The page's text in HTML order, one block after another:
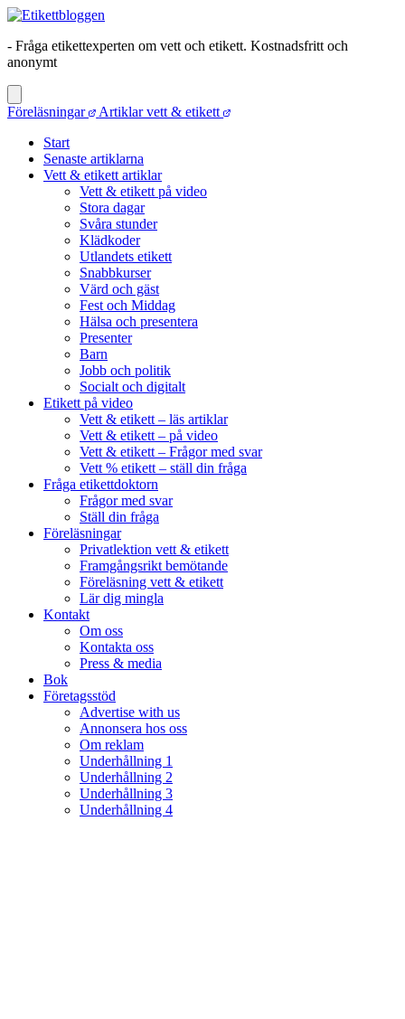
- Fråga etikettexperten om vett och etikett. Kostnadsfritt och
anonymt
Föreläsningar
Artiklar vett & etikett
Start
Senaste artiklarna
Vett & etikett artiklar
Vett & etikett på video
Stora dagar
Svåra stunder
Klädkoder
Utlandets etikett
Snabbkurser
Värd och gäst
Fest och Middag
Hälsa och presentera
Presenter
Barn
Jobb och politik
Socialt och digitalt
Etikett på video
Vett & etikett – läs artiklar
Vett & etikett – på video
Vett & etikett – Frågor med svar
Vett % etikett – ställ din fråga
Fråga etikettdoktorn
Frågor med svar
Ställ din fråga
Föreläsningar
Privatlektion vett & etikett
Framgångsrikt bemötande
Föreläsning vett & etikett
Lär dig mingla
Kontakt
Om oss
Kontakta oss
Press & media
Bok
Företagsstöd
Advertise with us
Annonsera hos oss
Om reklam
Underhållning 1
Underhållning 2
Underhållning 3
Underhållning 4